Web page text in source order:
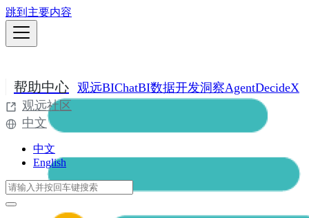
跳到主要内容
帮助中心 观远BIChatBI数据开发洞察AgentDecideX
观远社区
中文
中文
English